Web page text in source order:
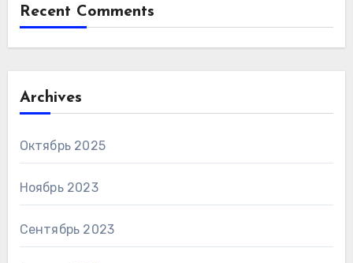
Recent Comments
Archives
Октябрь 2025
Ноябрь 2023
Сентябрь 2023